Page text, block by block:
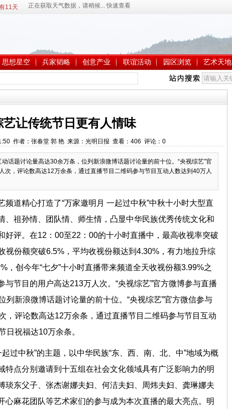
11天
思想星空 兵家韬略 创意产业 联谊活动 园区浏览 艺术天地
艺让传统节日更有人情味
作者：张春堂 郭 艳 来源：光明日报 查看： 406 评论： 0
动话题讨论量高达30余万条，位列新浪微博话题讨论量的前十位。“央视综艺”官
次，评论数高达12万余条，通过直播节目二维码参与节目互动人数达到40万人
频道精心打造了“万家邀明月 一起过中秋”中秋十小时大型直
、祖孙情、团队情、师生情，凸显中华民族优秀传统文化和
好评。在12：00至22：00的十小时直播中，最高收视率突破
视份额突破6.5%，平均收视份额达到4.30%，有力地拉升综
，创今年“七夕”十小时直播带来频道全天收视份额3.99%之
与节目的用户高达213万人次。“央视综艺”官方微博参与直播
列新浪微博话题讨论量的前十位。“央视综艺”官方微信参与
，评论数高达12万余条，通过直播节目二维码参与节目互动
日祝福达10万余条。
过中秋”的主题，以中华民族“东、西、南、北、中”地域为概
特点分别邀请到十五组在社会文化领域具有广泛影响力的明
琰东父子、张杰谢娜夫妇、何洁夫妇、周炜夫妇、龚琳娜夫
心麻花团队等艺术家们的参与成为本次直播的最大亮点。明